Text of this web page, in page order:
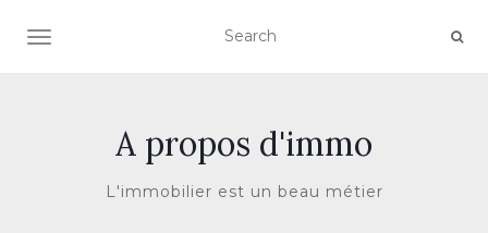
AFFICHER/MASQUER LA NAVIGATION
A propos d'immo
L'immobilier est un beau métier